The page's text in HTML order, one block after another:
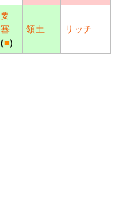
要
塞
(■)
領土 リッチ